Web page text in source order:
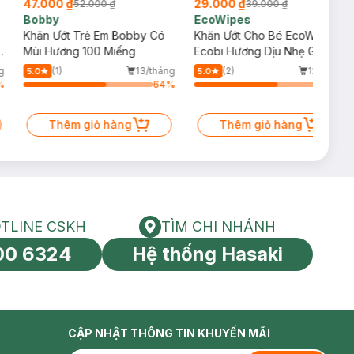
47.000 ₫52.000 ₫
Bobby
Khăn Ướt Trẻ Em Bobby Có
Mùi Hương 100 Miếng
5.0 (1)
13/tháng
64%
Thêm giỏ hàng
29.000 ₫39.000 ₫
EcoWipes
Khăn Ướt Cho Bé EcoWipes
Ecobi Hương Dịu Nhẹ Gói 80
Tờ
5.0 (2)
12/tháng
Thêm giỏ hàng
toàn cầu
HOTLINE CSKH
CSKH
6324
Tìm chi nhánh
TÌM CHI NHÁNH
Hệ thống Hasaki
CẬP NHẬT THÔNG TIN KHUYẾN MÃI